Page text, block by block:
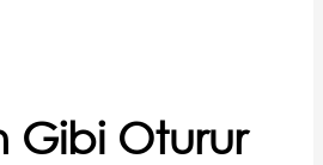
Gibi Oturur